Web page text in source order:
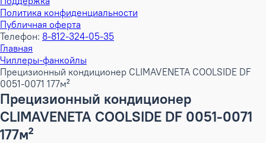
Политика конфиденциальности
Публичная оферта
Телефон: 8-812-324-05-35
Главная
Чиллеры-фанкойлы
Прецизионный кондиционер CLIMAVENETA COOLSIDE DF
0051-0071 177м²
Прецизионный кондиционер
CLIMAVENETA COOLSIDE DF 0051-0071
177м²